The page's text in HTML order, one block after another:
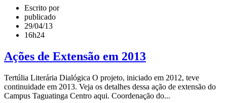
Escrito por
publicado
29/04/13
16h24
Ações de Extensão em 2013
Tertúlia Literária Dialógica O projeto, iniciado em 2012, teve
continuidade em 2013. Veja os detalhes dessa ação de extensão do
Campus Taguatinga Centro aqui. Coordenação do...